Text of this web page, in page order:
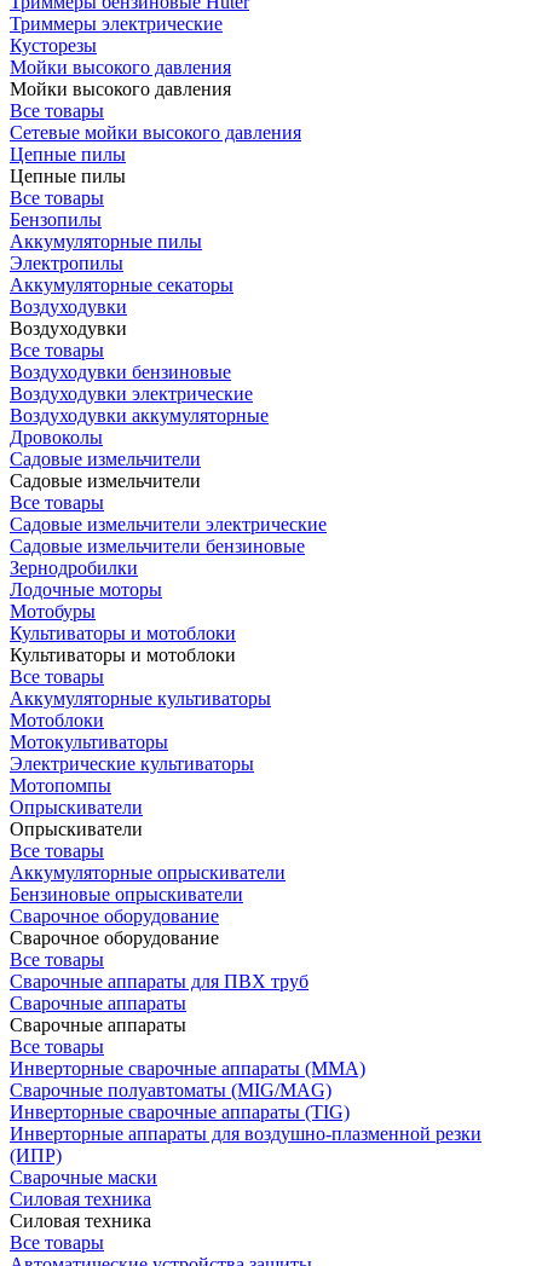
Триммеры электрические
Кусторезы
Мойки высокого давления
Мойки высокого давления
Все товары
Сетевые мойки высокого давления
Цепные пилы
Цепные пилы
Все товары
Бензопилы
Аккумуляторные пилы
Электропилы
Аккумуляторные секаторы
Воздуходувки
Воздуходувки
Все товары
Воздуходувки бензиновые
Воздуходувки электрические
Воздуходувки аккумуляторные
Дровоколы
Садовые измельчители
Садовые измельчители
Все товары
Садовые измельчители электрические
Садовые измельчители бензиновые
Зернодробилки
Лодочные моторы
Мотобуры
Культиваторы и мотоблоки
Культиваторы и мотоблоки
Все товары
Аккумуляторные культиваторы
Мотоблоки
Мотокультиваторы
Электрические культиваторы
Мотопомпы
Опрыскиватели
Опрыскиватели
Все товары
Аккумуляторные опрыскиватели
Бензиновые опрыскиватели
Сварочное оборудование
Сварочное оборудование
Все товары
Сварочные аппараты для ПВХ труб
Сварочные аппараты
Сварочные аппараты
Все товары
Инверторные сварочные аппараты (ММА)
Сварочные полуавтоматы (MIG/MAG)
Инверторные сварочные аппараты (TIG)
Инверторные аппараты для воздушно-плазменной резки
(ИПР)
Сварочные маски
Силовая техника
Силовая техника
Все товары